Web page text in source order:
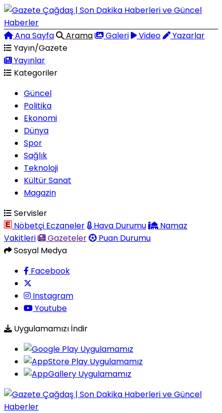
Ana Sayfa Arama Galeri Video
Yazarlar
Yayın/Gazete
Yayınlar
Kategoriler
Güncel
Politika
Ekonomi
Dünya
Spor
Sağlık
Teknoloji
Kültür Sanat
Magazin
Servisler
Nöbetçi Eczaneler
Hava Durumu
Namaz
Vakitleri
Gazeteler
Puan Durumu
Sosyal Medya
Facebook
Instagram
Youtube
Uygulamamızı İndir